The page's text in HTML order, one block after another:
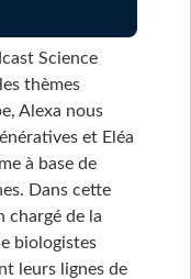
Science
thèmes
Alexa nous
et Eléa
à base de
Dans cette
chargé de la
biologistes
leurs lignes de